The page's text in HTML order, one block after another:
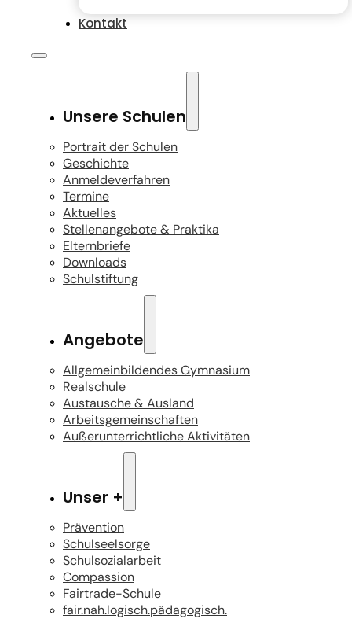
Kontakt
Unsere Schulen
Portrait der Schulen
Geschichte
Anmeldeverfahren
Termine
Aktuelles
Stellenangebote & Praktika
Elternbriefe
Downloads
Schulstiftung
Angebote
Allgemeinbildendes Gymnasium
Realschule
Austausche & Ausland
Arbeitsgemeinschaften
Außerunterrichtliche Aktivitäten
Unser +
Prävention
Schulseelsorge
Schulsozialarbeit
Compassion
Fairtrade-Schule
fair.nah.logisch.pädagogisch.